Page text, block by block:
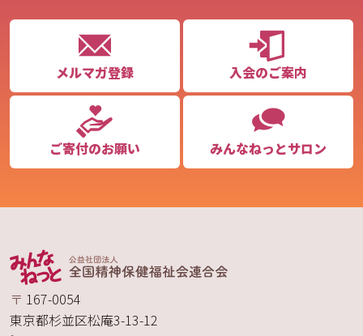
メルマガ登録 入会のご案内
ご寄付のお願い みんなねっとサロン
〒 167-0054
東京都杉並区松庵3-13-12